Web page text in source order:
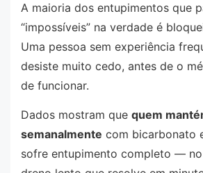
A maioria dos entupimentos que
“impossíveis” na verdade é
Uma pessoa sem experiência
desiste muito cedo, antes de o
de funcionar.
Dados mostram que quem
semanalmente com bicarbonato
sofre entupimento completo —